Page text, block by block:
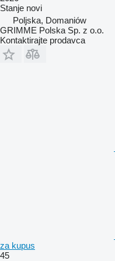
Stanje novi
Poljska, Domaniów
GRIMME Polska Sp. z o.o.
Kontaktirajte prodavca
za kupus
45